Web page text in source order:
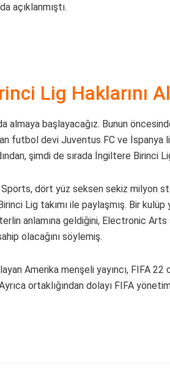
açıklanmıştı.
Lig Haklarını
almaya başlayacağız. Bunun
futbol devi Juventus FC ve İspanya
şimdi de sırada İngiltere Birinci
dört yüz seksen sekiz milyon
Lig takımı ile paylaşmış. Bir
anlamına geldiğini, Electronic
olacağını söylemiş.
Amerika menşeli yayıncı, FIFA 22
ortaklığından dolayı FIFA